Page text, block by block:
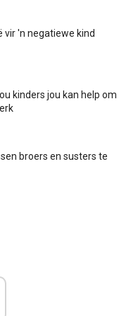
'n negatiewe kind
kinders jou kan help om
broers en susters te